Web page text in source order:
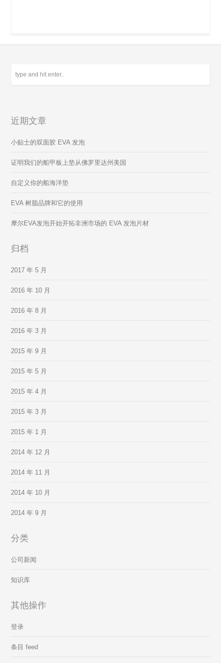
近期文章
小贴士的双面胶 EVA 发泡
证明我们的船甲板上垫从佛罗里达州美国
自定义你的船海洋垫
EVA 树脂品牌和它的使用
摩尔EVA发泡开始开拓非洲市场的 EVA 发泡片材
归档
2017 年 5 月
2016 年 10 月
2016 年 8 月
2016 年 3 月
2015 年 9 月
2015 年 5 月
2015 年 4 月
2015 年 3 月
2015 年 1 月
2014 年 12 月
2014 年 11 月
2014 年 10 月
2014 年 9 月
分类
公司新闻
知识库
其他操作
登录
条目 feed